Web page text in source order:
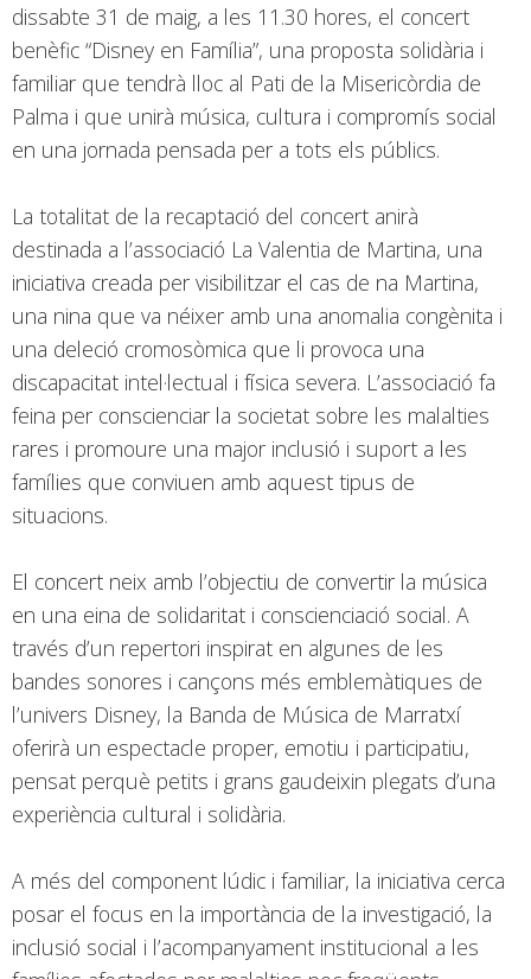
dissabte 31 de maig, a les 11.30 hores, el concert
benèfic “Disney en Família”, una proposta solidària i
familiar que tendrà lloc al Pati de la Misericòrdia de
Palma i que unirà música, cultura i compromís social
en una jornada pensada per a tots els públics.
La totalitat de la recaptació del concert anirà
destinada a l’associació La Valentia de Martina, una
iniciativa creada per visibilitzar el cas de na Martina,
una nina que va néixer amb una anomalia congènita i
una deleció cromosòmica que li provoca una
discapacitat intel·lectual i física severa. L’associació fa
feina per conscienciar la societat sobre les malalties
rares i promoure una major inclusió i suport a les
famílies que conviuen amb aquest tipus de
situacions.
El concert neix amb l’objectiu de convertir la música
en una eina de solidaritat i conscienciació social. A
través d’un repertori inspirat en algunes de les
bandes sonores i cançons més emblemàtiques de
l’univers Disney, la Banda de Música de Marratxí
oferirà un espectacle proper, emotiu i participatiu,
pensat perquè petits i grans gaudeixin plegats d’una
experiència cultural i solidària.
A més del component lúdic i familiar, la iniciativa cerca
posar el focus en la importància de la investigació, la
inclusió social i l’acompanyament institucional a les